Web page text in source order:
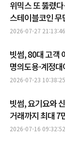
위믹스 또 뚫렸
스테이블코인 무
2026-07-27 21:13:46
빗썸, 80대 고객
명의도용·계정
2026-07-23 10:38:25
빗썸, 요기요와
거래까지 최대 7
2026-07-16 09:32:52